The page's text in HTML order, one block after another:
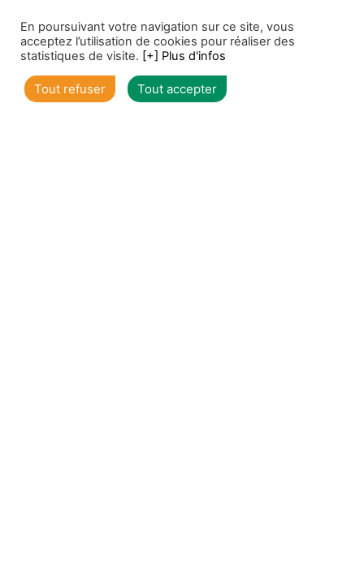
Voir toutes nos offres de groupes
En poursuivant votre navigation sur ce site, vous
acceptez l’utilisation de cookies pour réaliser des
statistiques de visite. [+] Plus d'infos
Tout refuser Tout accepter